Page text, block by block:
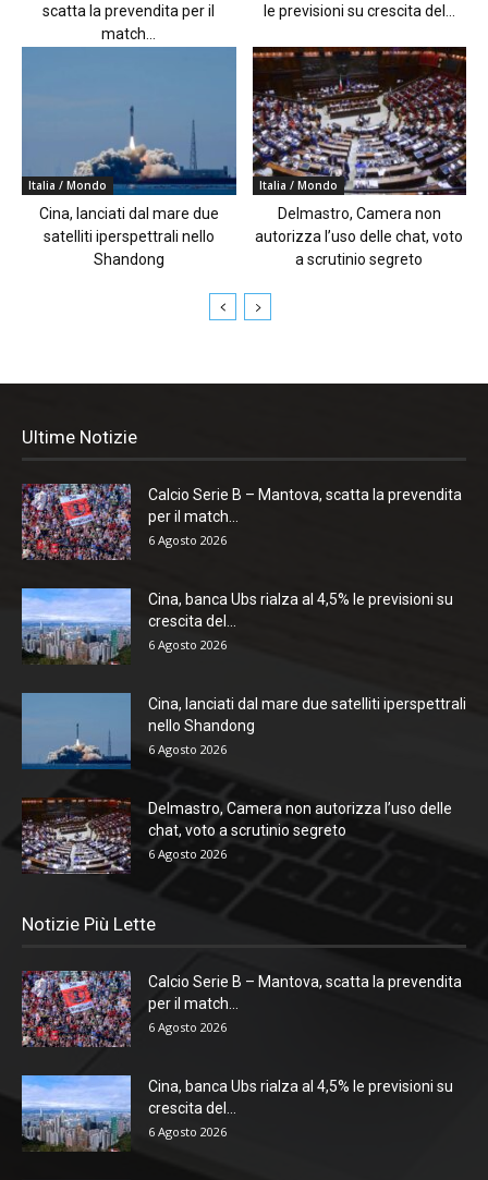
scatta la prevendita per il
match...
le previsioni su crescita del...
Italia / Mondo
Cina, lanciati dal mare due
satelliti iperspettrali nello
Shandong
Italia / Mondo
Delmastro, Camera non
autorizza l’uso delle chat, voto
a scrutinio segreto
Ultime Notizie
Calcio Serie B – Mantova, scatta la prevendita
per il match...
6 Agosto 2026
Cina, banca Ubs rialza al 4,5% le previsioni su
crescita del...
6 Agosto 2026
Cina, lanciati dal mare due satelliti iperspettrali
nello Shandong
6 Agosto 2026
Delmastro, Camera non autorizza l’uso delle
chat, voto a scrutinio segreto
6 Agosto 2026
Notizie Più Lette
Calcio Serie B – Mantova, scatta la prevendita
per il match...
6 Agosto 2026
Cina, banca Ubs rialza al 4,5% le previsioni su
crescita del...
6 Agosto 2026